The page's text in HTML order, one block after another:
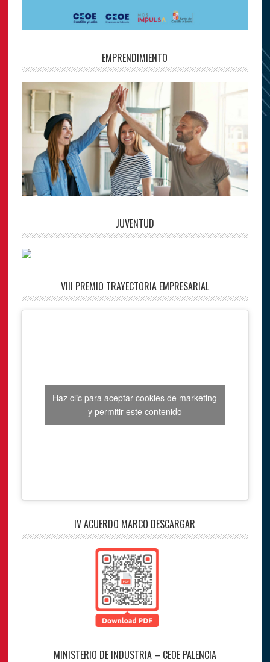
EMPRENDIMIENTO
JUVENTUD
VIII PREMIO TRAYECTORIA EMPRESARIAL
Haz clic para aceptar cookies de marketing
y permitir este contenido
IV ACUERDO MARCO DESCARGAR
MINISTERIO DE INDUSTRIA – CEOE PALENCIA